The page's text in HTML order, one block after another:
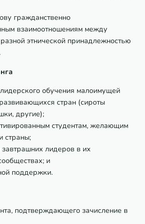
гражданственно
взаимоотношениям между
этнической принадлежностью
обучения малоимущей
стран (сироты
другие);
студентам, желающим
страны;
лидеров в их
и
поддержки.
подтверждающего зачисление в